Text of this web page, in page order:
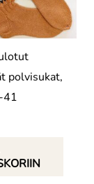
polvisukat,
41